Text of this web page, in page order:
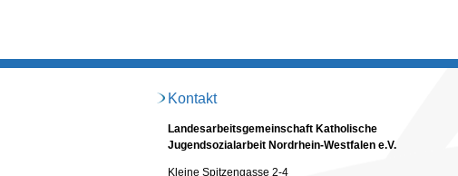
Kontakt
Landesarbeitsgemeinschaft Katholische
Jugendsozialarbeit Nordrhein-Westfalen e.V.
Kleine Spitzengasse 2-4